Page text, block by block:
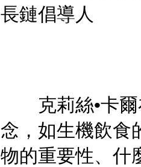
長鏈倡導人
克莉絲•卡爾
念，如生機飲食
物的重要性、什